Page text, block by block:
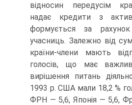
відносин передусім
надає кредити з
формується за
учасниць. Залежно від
країни-члени мають
голосів, що має
вирішення питань
1993 р. США мали 18,2 %
ФРН — 5,6, Японія — 5,6,